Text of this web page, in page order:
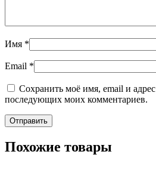
Имя *
Email *
Сохранить моё имя, email и адрес
последующих моих комментариев.
Похожие товары